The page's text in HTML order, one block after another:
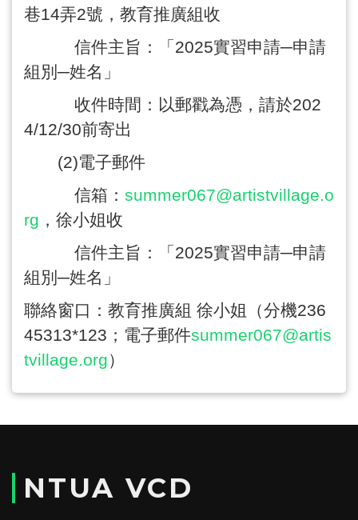
巷14弄2號，教育推廣組收
信件主旨：「 2025實習申請─申請
組別─姓名」
收件時間：以郵戳為憑，請於202
4/12/30前寄出
(2)電子郵件
信箱： summer067@artistvillage.o
rg ，徐小姐收
信件主旨：「 2025實習申請─申請
組別─姓名」
聯絡窗口：教育推廣組 徐小姐（分機236
45313*123 ；電子郵件summer067@artis
tvillage.org）
NTUA VCD